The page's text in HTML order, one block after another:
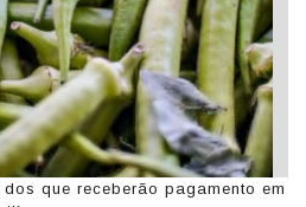
que receberão pagamento em